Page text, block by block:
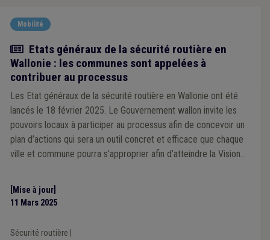
Mobilité
Actualité
Etats généraux de la sécurité routière en
Wallonie : les communes sont appelées à
contribuer au processus
Les Etat généraux de la sécurité routière en Wallonie ont été
lancés le 18 février 2025. Le Gouvernement wallon invite les
pouvoirs locaux à participer au processus afin de concevoir un
plan d’actions qui sera un outil concret et efficace que chaque
ville et commune pourra s’approprier afin d’atteindre la Vision
[Mise à jour]
11 Mars 2025
Sécurité routière